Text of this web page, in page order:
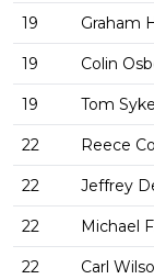
19 Graham
19 Colin
19 Tom
22 Reece
22 Jeffrey
22 Michael
22 Carl